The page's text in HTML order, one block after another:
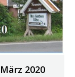
2020